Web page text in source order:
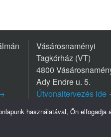
Vásárosnaményi
Tagkórház (VT)
4800
Ady Endre u. 5.
Útvonaltervezés
Tel.: +36 45/570-770
használatával, Ön elfogadja